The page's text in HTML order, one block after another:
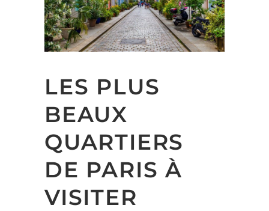
LES PLUS
BEAUX
QUARTIERS
DE PARIS À
VISITER